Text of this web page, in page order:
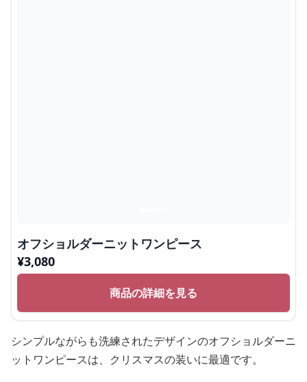
オフショルダーニットワンピース
¥3,080
商品の詳細を見る
シンプルながらも洗練されたデザインのオフショルダーニ
ットワンピースは、クリスマスの装いに最適です。